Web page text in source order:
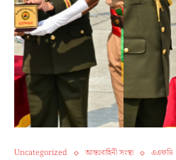
Uncategorized আন্তঃবাহিনী সংস্থা এএফডি